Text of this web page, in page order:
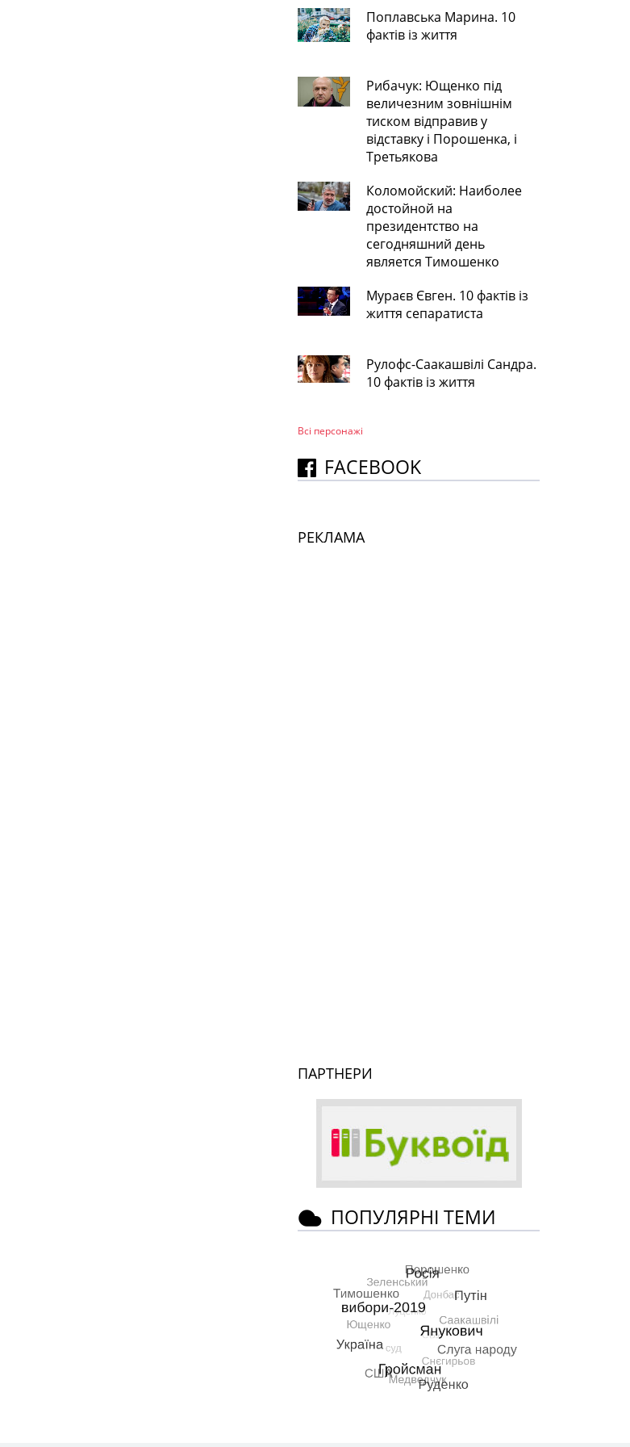
Поплавська Марина. 10
фактів із життя
Рибачук: Ющенко під
величезним зовнішнім
тиском відправив у
відставку і Порошенка, і
Третьякова
Коломойский: Наиболее
достойной на
президентство на
сегодняшний день
является Тимошенко
Мураєв Євген. 10 фактів із
життя сепаратиста
Рулофс-Саакашвілі Сандра.
10 фактів із життя
Всі персонажi
FACEBOOK
РЕКЛАМА
ПАРТНЕРИ
ПОПУЛЯРНІ ТЕМИ